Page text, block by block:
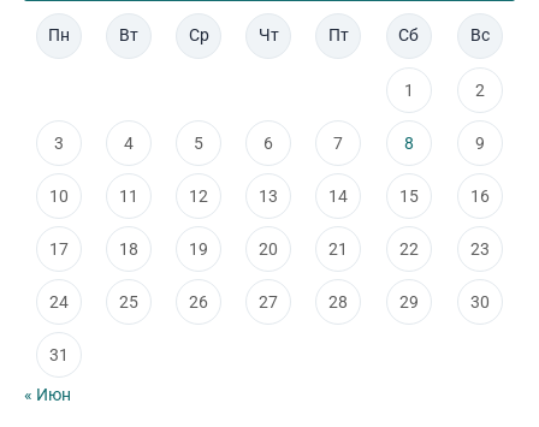
Пн Вт Ср Чт Пт Сб Вс
1 2
3 4 5 6 7 8 9
10 11 12 13 14 15 16
17 18 19 20 21 22 23
24 25 26 27 28 29 30
31
« Июн